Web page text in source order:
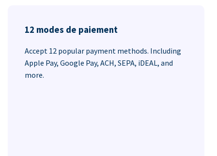
12 modes de paiement
Accept 12 popular payment methods. Including
Apple Pay, Google Pay, ACH, SEPA, iDEAL, and
more.